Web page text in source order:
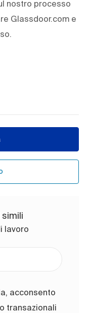
nostro processo
Glassdoor.com e
lavoro
acconsento
transazionali